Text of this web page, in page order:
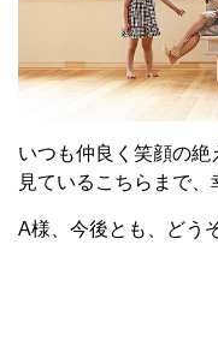
いつも仲良く笑顔の絶
見ているこちらまで、
A様、今後とも、どう